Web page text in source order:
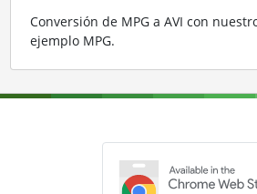
Conversión de MPG a AVI con
ejemplo MPG.